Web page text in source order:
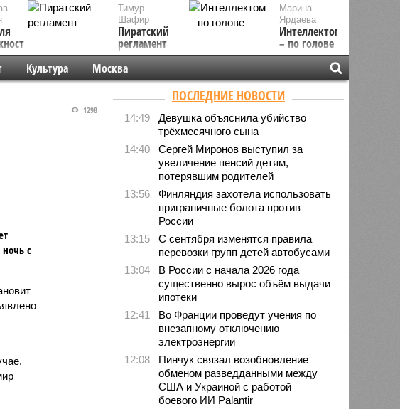
Марина
Ярдаева
Интеллектом
– по голове
Тимур
Шафир
Пиратский
регламент
Культура Москва
1298
с
ПОСЛЕДНИЕ НОВОСТИ
14:49
Девушка объяснила убийство
трёхмесячного сына
14:40
Сергей Миронов выступил за
увеличение пенсий детям,
потерявшим родителей
13:56
Финляндия захотела использовать
приграничные болота против
России
13:15
С сентября изменятся правила
перевозки групп детей автобусами
13:04
В России с начала 2026 года
существенно вырос объём выдачи
ипотеки
12:41
Во Франции проведут учения по
внезапному отключению
электроэнергии
12:08
Пинчук связал возобновление
обменом разведданными между
США и Украиной с работой
боевого ИИ Palantir